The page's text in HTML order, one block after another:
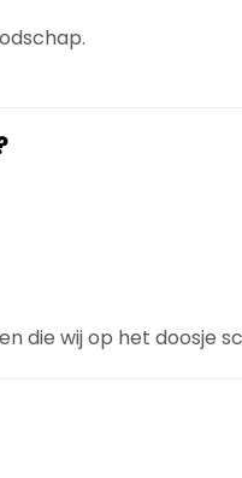
die wij op het doosje